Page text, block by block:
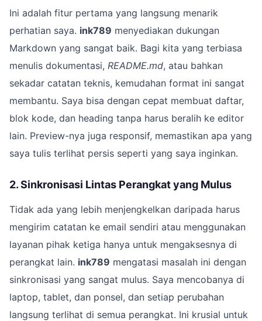
Ini adalah fitur pertama yang langsung menarik
perhatian saya. ink789 menyediakan dukungan
Markdown yang sangat baik. Bagi kita yang terbiasa
menulis dokumentasi, README.md, atau bahkan
sekadar catatan teknis, kemudahan format ini sangat
membantu. Saya bisa dengan cepat membuat daftar,
blok kode, dan heading tanpa harus beralih ke editor
lain. Preview-nya juga responsif, memastikan apa yang
saya tulis terlihat persis seperti yang saya inginkan.
2. Sinkronisasi Lintas Perangkat yang Mulus
Tidak ada yang lebih menjengkelkan daripada harus
mengirim catatan ke email sendiri atau menggunakan
layanan pihak ketiga hanya untuk mengaksesnya di
perangkat lain. ink789 mengatasi masalah ini dengan
sinkronisasi yang sangat mulus. Saya mencobanya di
laptop, tablet, dan ponsel, dan setiap perubahan
langsung terlihat di semua perangkat. Ini krusial untuk